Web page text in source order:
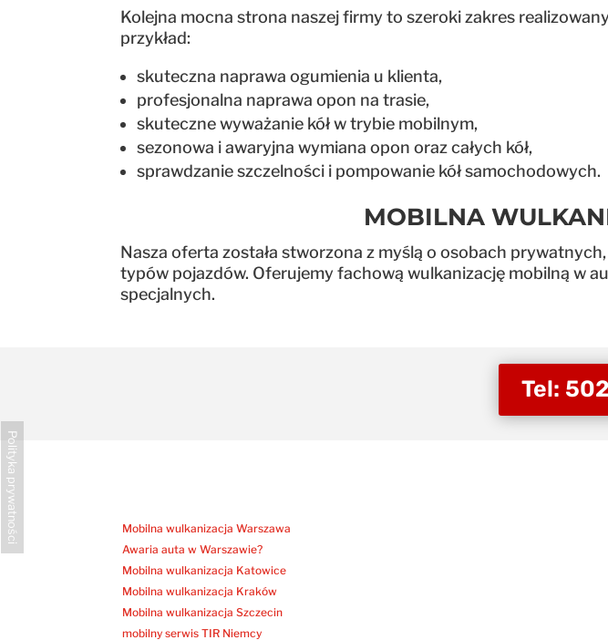
Kolejna mocna strona naszej firmy to szeroki zakres
przykład:
skuteczna naprawa ogumienia u klienta,
profesjonalna naprawa opon na trasie,
skuteczne wyważanie kół w trybie mobilnym,
sezonowa i awaryjna wymiana opon oraz całych kół,
sprawdzanie szczelności i pompowanie kół samochodowych.
MOBILNA
Nasza oferta została stworzona z myślą o osobach
typów pojazdów. Oferujemy fachową wulkanizację mobilną w
specjalnych.
Tel:
Mobilna wulkanizacja Warszawa
Awaria auta w Warszawie?
Mobilna wulkanizacja Katowice
Mobilna wulkanizacja Kraków
Mobilna wulkanizacja Szczecin
mobilny serwis TIR Niemcy
Polityka prywatności